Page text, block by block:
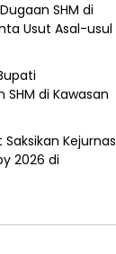
SHM di
Usut Asal-usul
di Kawasan
Kejurnas
2026 di